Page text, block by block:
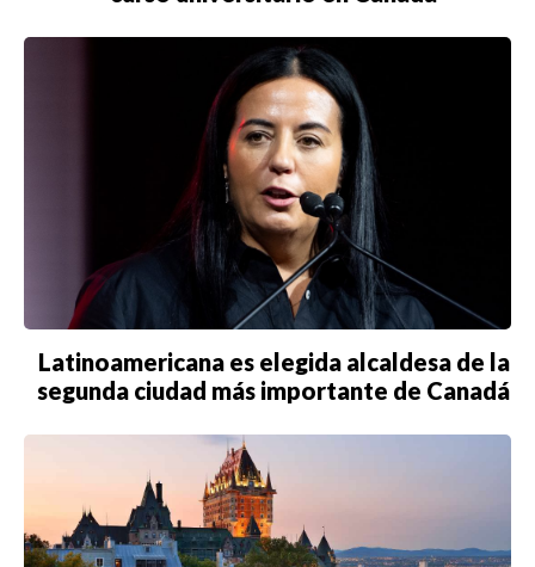
ACTUALIDAD
EMPLEOS
INMIGRACIÓN
VIRALES
SALUD
FORMULA 1
Latinoamericana es elegida alcaldesa de la
segunda ciudad más importante de Canadá